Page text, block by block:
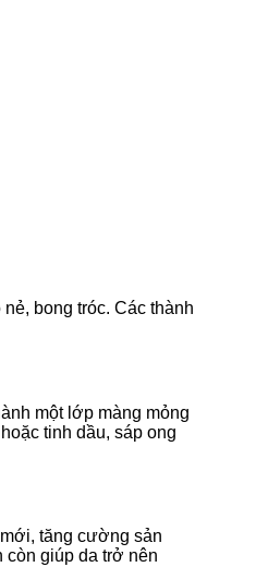
bong tróc. Các thành
một lớp màng mỏng
tinh dầu, sáp ong
tăng cường sản
còn giúp da trở nên